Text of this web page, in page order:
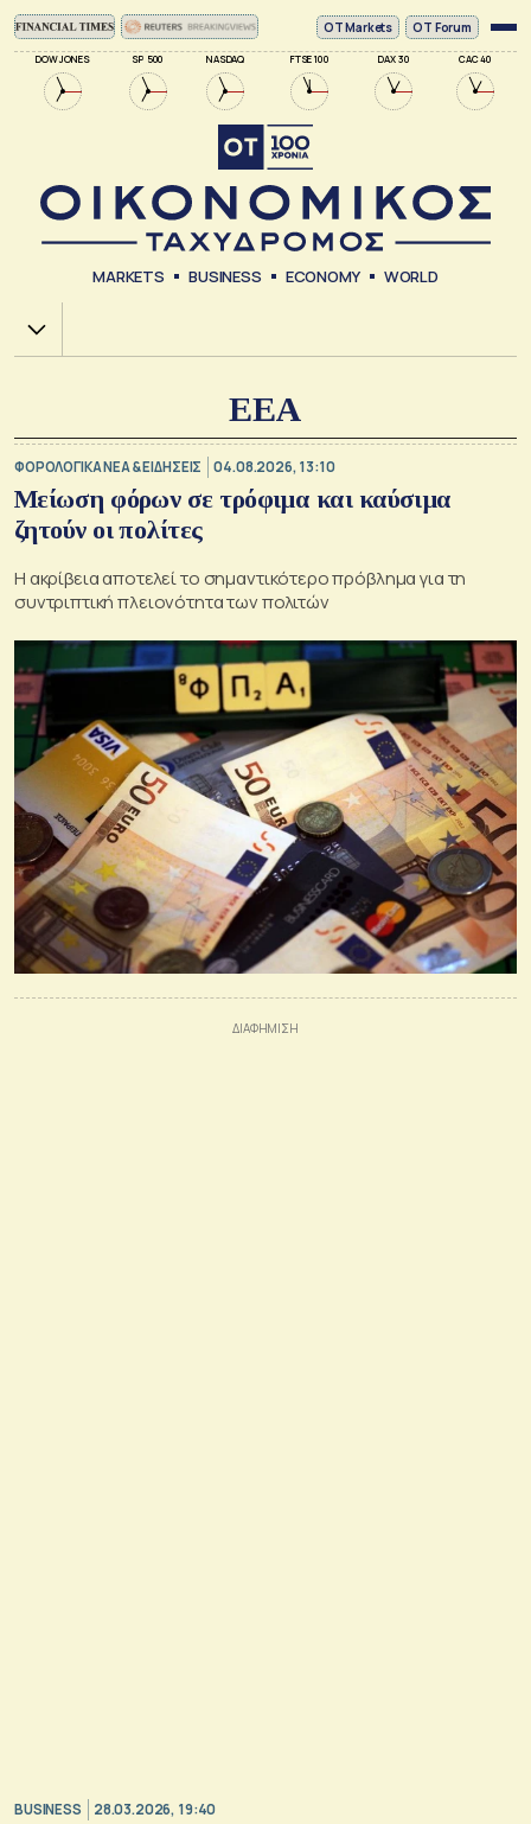
DOW JONES SP 500 NASDAQ FTSE 100 DAX 30 CAC 40
ΟΤ Markets OT Forum
MARKETS BUSINESS ECONOMY WORLD
Χ.Α.
ΕΕΑ
ΦΟΡΟΛΟΓΙΚΑ ΝΕΑ & EΙΔΗΣΕΙΣ 04.08.2026, 13:10
Μείωση φόρων σε τρόφιμα και καύσιμα
ζητούν οι πολίτες
Η ακρίβεια αποτελεί το σημαντικότερο πρόβλημα για τη
συντριπτική πλειονότητα των πολιτών
BUSINESS 28.03.2026, 19:40